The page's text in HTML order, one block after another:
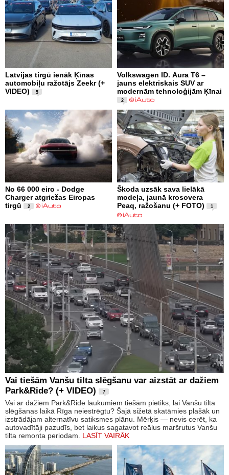
Latvijas tirgū ienāk Ķīnas
automobiļu ražotājs Zeekr (+
VIDEO)
5
Volkswagen ID. Aura T6 –
jauns elektriskais SUV ar
modernām tehnoloģijām Ķīnai
2
No 66 000 eiro - Dodge
Charger atgriežas Eiropas
tirgū
2
Škoda uzsāk sava lielākā
modeļa, jaunā krosovera
Peaq, ražošanu (+ FOTO)
1
Vai tiešām Vanšu tilta slēgšanu var aizstāt ar dažiem
Park&Ride? (+ VIDEO)
7
Vai ar dažiem Park&Ride laukumiem tiešām pietiks, lai Vanšu tilta
slēgšanas laikā Rīga neiestrēgtu? Šajā sižetā skatāmies plašāk un
izstrādājam alternatīvu satiksmes plānu. Mērķis — nevis cerēt, ka
autovadītāji pazudīs, bet laikus sagatavot reālus maršrutus Vanšu
tilta remonta periodam. LASĪT VAIRĀK